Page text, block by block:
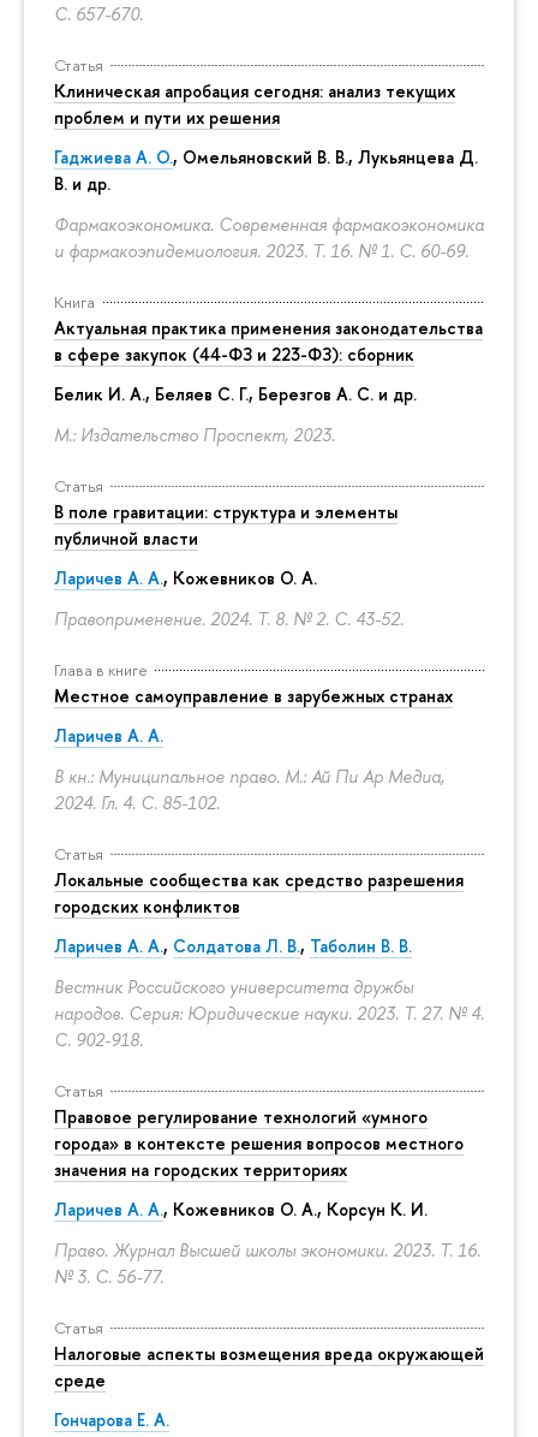
С. 657-670.
Статья
Клиническая апробация сегодня: анализ текущих
проблем и пути их решения
Гаджиева А. О., Омельяновский В. В., Лукьянцева Д.
В. и др.
Фармакоэкономика. Современная фармакоэкономика
и фармакоэпидемиология. 2023. Т. 16. № 1. С. 60-69.
Книга
Актуальная практика применения законодательства
в сфере закупок (44-ФЗ и 223-ФЗ): сборник
Белик И. А., Беляев С. Г., Березгов А. С. и др.
М.: Издательство Проспект, 2023.
Статья
В поле гравитации: структура и элементы
публичной власти
Ларичев А. А., Кожевников О. А.
Правоприменение. 2024. Т. 8. № 2. С. 43-52.
Глава в книге
Местное самоуправление в зарубежных странах
Ларичев А. А.
В кн.: Муниципальное право. М.: Ай Пи Ар Медиа,
2024. Гл. 4. С. 85-102.
Статья
Локальные сообщества как средство разрешения
городских конфликтов
Ларичев А. А., Солдатова Л. В., Таболин В. В.
Вестник Российского университета дружбы
народов. Серия: Юридические науки. 2023. Т. 27. № 4.
С. 902-918.
Статья
Правовое регулирование технологий «умного
города» в контексте решения вопросов местного
значения на городских территориях
Ларичев А. А., Кожевников О. А., Корсун К. И.
Право. Журнал Высшей школы экономики. 2023. Т. 16.
№ 3. С. 56-77.
Статья
Налоговые аспекты возмещения вреда окружающей
среде
Гончарова Е. А.